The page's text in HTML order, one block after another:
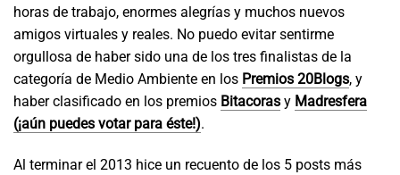
horas de trabajo, enormes alegrías y muchos nuevos
amigos virtuales y reales. No puedo evitar sentirme
orgullosa de haber sido una de los tres finalistas de la
categoría de Medio Ambiente en los Premios 20Blogs, y
haber clasificado en los premios Bitacoras y Madresfera
(¡aún puedes votar para éste!).
Al terminar el 2013 hice un recuento de los 5 posts más